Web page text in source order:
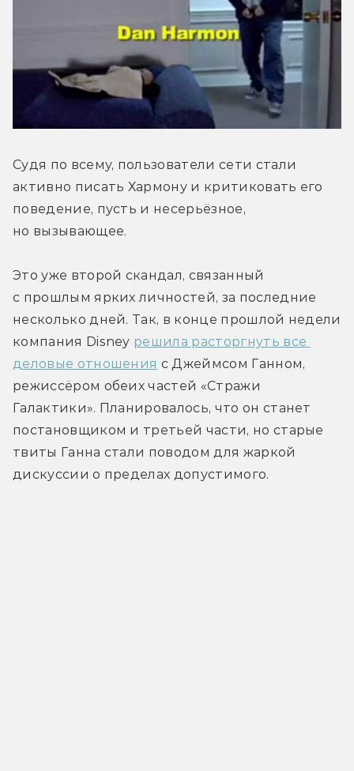
Судя по всему, пользователи сети стали
активно писать Хармону и критиковать его
поведение, пусть и несерьёзное,
но вызывающее.
Это уже второй скандал, связанный
с прошлым ярких личностей, за последние
несколько дней. Так, в конце прошлой недели
компания Disney решила расторгнуть все
деловые отношения с Джеймсом Ганном,
режиссёром обеих частей «Стражи
Галактики». Планировалось, что он станет
постановщиком и третьей части, но старые
твиты Ганна стали поводом для жаркой
дискуссии о пределах допустимого.